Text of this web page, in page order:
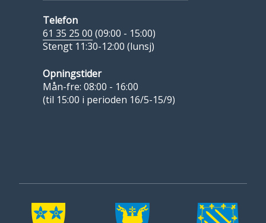
Telefon
61 35 25 00 (09:00 - 15:00)
Stengt 11:30-12:00 (lunsj)
Opningstider
Mån-fre: 08:00 - 16:00
(til 15:00 i perioden 16/5-15/9)